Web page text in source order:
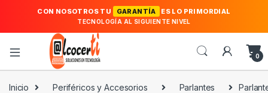
CON NOSOTROS TU GARANTÍA ES LO PRIMORDIAL
TECNOLOGÍA AL SIGUIENTE NIVEL
0
Inicio Periféricos y Accesorios Parlantes